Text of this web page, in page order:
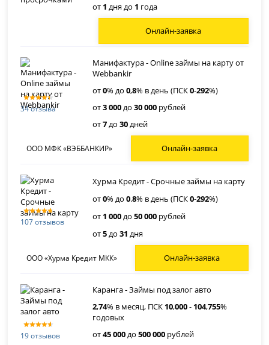
от 1 дня до 1 года
Онлайн-заявка
34 отзыва
Манифактура - Online займы на карту от
Webbankir
от0% до0,8% в день (ПСК0-292%)
от3 000до30 000 рублей
от7до30дней
ООО МФК «ВЭББАНКИР» Онлайн-заявка
107 отзывов
Хурма Кредит - Срочные займы на карту
от0% до0.8% в день (ПСК0-292%)
от 1 000до50 000 рублей
от5до31 дня
ООО «Хурма Кредит МКК» Онлайн-заявка
19 отзывов
Каранга - Займы под залог авто
2,74% в месяц, ПСК 10,000- 104,755%
годовых
от45 000до500 000 рублей